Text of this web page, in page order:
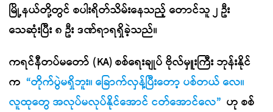
မြို့နယ်တို့တွင် စပါးရိတ်သိမ်းနေသည့် တောင်သူ ၂ ဦး
သေဆုံးပြီး ၈ ဦး ဒဏ်ရာရရှိခဲ့သည်။
ကရင်နီတပ်မတော် (KA) စစ်ရေးချုပ် ဗိုလ်မှူးကြီး ဘုန်းနိုင်
က “တိုက်ပွဲမရှိဘူး။ ခြောက်လှန့်ပြီးတော့ ပစ်တယ် လေ။
လူထုတွေ အလုပ်မလုပ်နိုင်အောင် ငတ်အောင်လေ” ဟု စစ်